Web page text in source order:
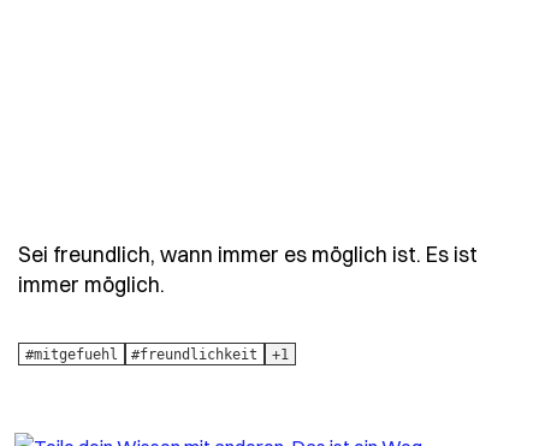
Sei freundlich, wann immer es möglich ist. Es ist
immer möglich.
#mitgefuehl #freundlichkeit +1